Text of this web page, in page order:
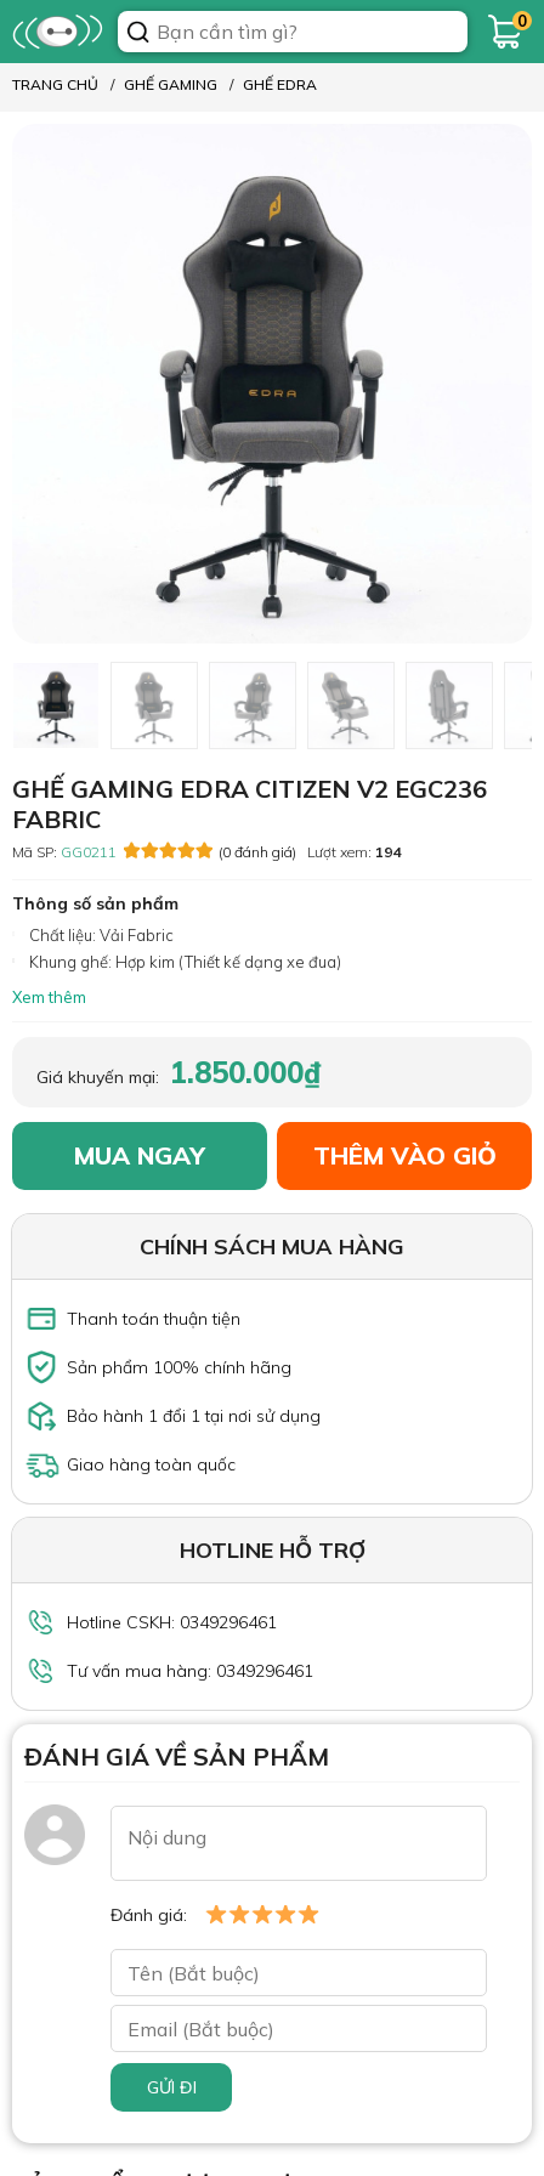
0
TRANG CHỦ GHẾ GAMING GHẾ EDRA
GHẾ GAMING EDRA CITIZEN V2 EGC236
FABRIC
Mã SP: GG0211 (0 đánh giá) Lượt xem: 194
Thông số sản phẩm
Chất liệu: Vải Fabric
Khung ghế: Hợp kim (Thiết kế dạng xe đua)
Xem thêm
Giá khuyến mại: 1.850.000₫
MUA NGAY THÊM VÀO GIỎ
CHÍNH SÁCH MUA HÀNG
Thanh toán thuận tiện
Sản phẩm 100% chính hãng
Bảo hành 1 đổi 1 tại nơi sử dụng
Giao hàng toàn quốc
HOTLINE HỖ TRỢ
Hotline CSKH: 0349296461
Tư vấn mua hàng: 0349296461
ĐÁNH GIÁ VỀ SẢN PHẨM
Đánh giá:
GỬI ĐI